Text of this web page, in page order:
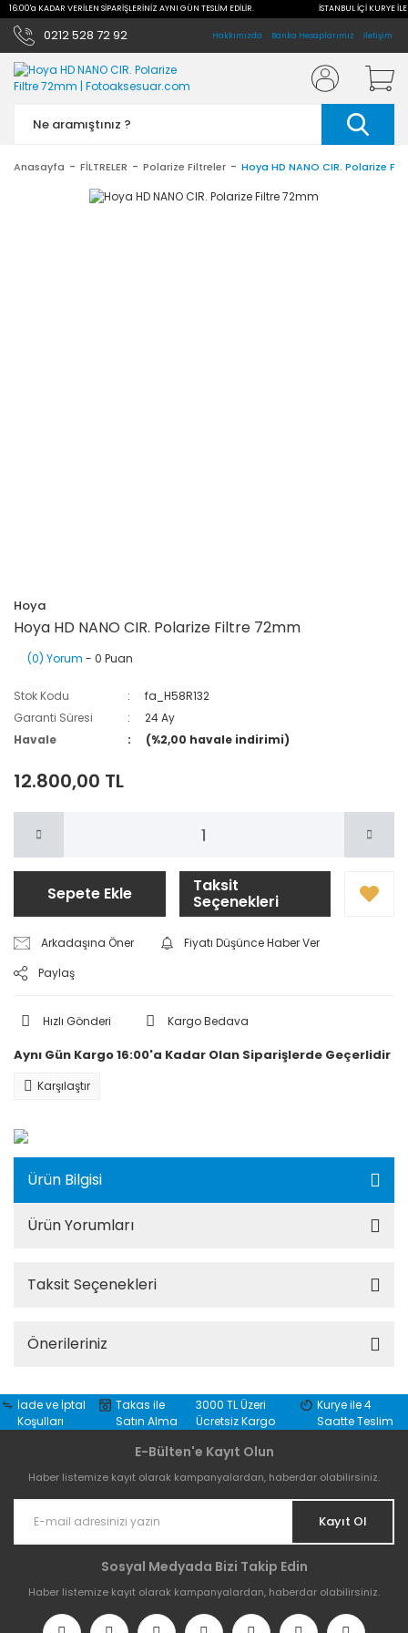
16:00'a KADAR VERİLEN SİPARİŞLERİNİZ AYNI GÜN TESLİM EDİLİR. İSTANBUL İÇİ KURYE
0212 528 72 92 Hakkımızda Banka Hesaplarımız İletişim
Anasayfa FİLTRELER Polarize Filtreler Hoya HD NANO CIR. Polarize
Hoya
Hoya HD NANO CIR. Polarize Filtre 72mm
(0) Yorum - 0 Puan
Stok Kodu
fa_H58R132
Garanti Süresi
24 Ay
Havale
(%2,00 havale indirimi)
12.800,00 TL
Sepete Ekle Taksit
Seçenekleri
Arkadaşına Öner
Fiyatı Düşünce Haber Ver
Paylaş
Hızlı Gönderi Kargo Bedava
Aynı Gün Kargo 16:00'a Kadar Olan Siparişlerde Geçerlidir
Karşılaştır
Ürün Bilgisi
Ürün Yorumları
Taksit Seçenekleri
Önerileriniz
İade ve İptal
Koşulları
Takas ile
Satın Alma
3000 TL Üzeri
Ücretsiz Kargo
Kurye ile 4
Saatte Teslim
E-Bülten'e Kayıt Olun
Haber listemize kayıt olarak kampanyalardan, haberdar olabilirsiniz.
Kayıt Ol
Sosyal Medyada Bizi Takip Edin
Haber listemize kayıt olarak kampanyalardan, haberdar olabilirsiniz.